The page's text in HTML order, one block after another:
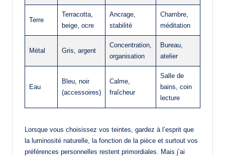
Terre
Terracotta,
beige, ocre
Ancrage,
stabilité
Chambre,
méditation
Métal Gris, argent
Concentration,
organisation
Bureau,
atelier
Eau
Bleu, noir
(accessoires)
Calme,
fraîcheur
Salle de
bains, coin
lecture
Lorsque vous choisissez vos teintes, gardez à l’esprit que
la luminosité naturelle, la fonction de la pièce et surtout vos
préférences personnelles restent primordiales. Mais j’ai